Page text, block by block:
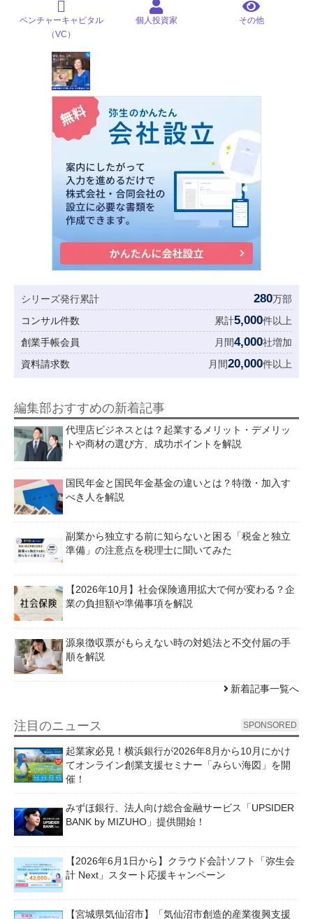
ベンチャーキャピタル
（VC）
個人投資家 その他
シリーズ発行累計 280万部
コンサル件数
累計5,000件以上
創業手帳会員
月間4,000社増加
資料請求数
月間20,000件以上
編集部おすすめの新着記事
代理店ビジネスとは？起業するメリット・デメリッ
トや商材の選び方、成功ポイントを解説
国民年金と国民年金基金の違いとは？特徴・加入す
べき人を解説
副業から独立する前に知らないと困る「税金と独立
準備」の注意点を税理士に聞いてみた
【2026年10月】社会保険適用拡大で何が変わる？企
業の負担額や準備事項を解説
源泉徴収票がもらえない時の対処法と不交付届の手
順を解説
新着記事一覧へ
注目のニュース SPONSORED
起業家必見！横浜銀行が2026年8月から10月にかけ
てオンライン創業支援セミナー「みらい海図」を開
催！
みずほ銀行、法人向け総合金融サービス「UPSIDER
BANK by MIZUHO」提供開始！
【2026年6月1日から】クラウド会計ソフト「弥生会
計 Next」スタート応援キャンペーン
【宮城県気仙沼市】「気仙沼市創造的産業復興支援